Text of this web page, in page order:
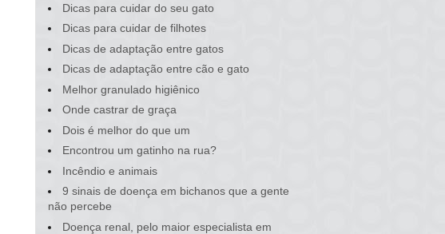
Dicas para cuidar do seu gato
Dicas para cuidar de filhotes
Dicas de adaptação entre gatos
Dicas de adaptação entre cão e gato
Melhor granulado higiênico
Onde castrar de graça
Dois é melhor do que um
Encontrou um gatinho na rua?
Incêndio e animais
9 sinais de doença em bichanos que a gente
não percebe
Doença renal, pelo maior especialista em